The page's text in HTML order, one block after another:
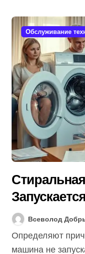
Обслуживание
Секретов
Всеволод
Определяют причины, по которым стиральная
машина не